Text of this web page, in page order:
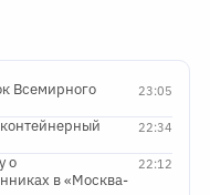
23:05
Всемирного
22:34
22:12
о
в «Москва-